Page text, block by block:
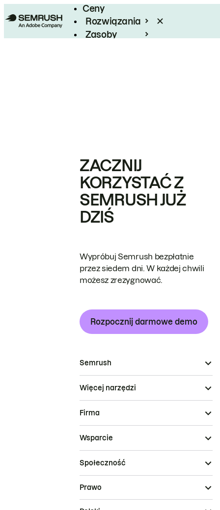
Ceny
Rozwiązania
Zasoby
ZACZNIJ
KORZYSTAĆ Z
SEMRUSH JUŻ
DZIŚ
Wypróbuj Semrush bezpłatnie
przez siedem dni. W każdej chwili
możesz zrezygnować.
Rozpocznij darmowe demo
Semrush
Więcej narzędzi
Firma
Wsparcie
Społeczność
Prawo